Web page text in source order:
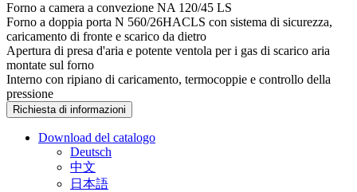
Forno a camera a convezione NA 120/45 LS
Forno a doppia porta N 560/26HACLS con sistema di sicurezza,
caricamento di fronte e scarico da dietro
Apertura di presa d'aria e potente ventola per i gas di scarico aria
montate sul forno
Interno con ripiano di caricamento, termocoppie e controllo della
pressione
Richiesta di informazioni
Download del catalogo
Deutsch
中文
日本語